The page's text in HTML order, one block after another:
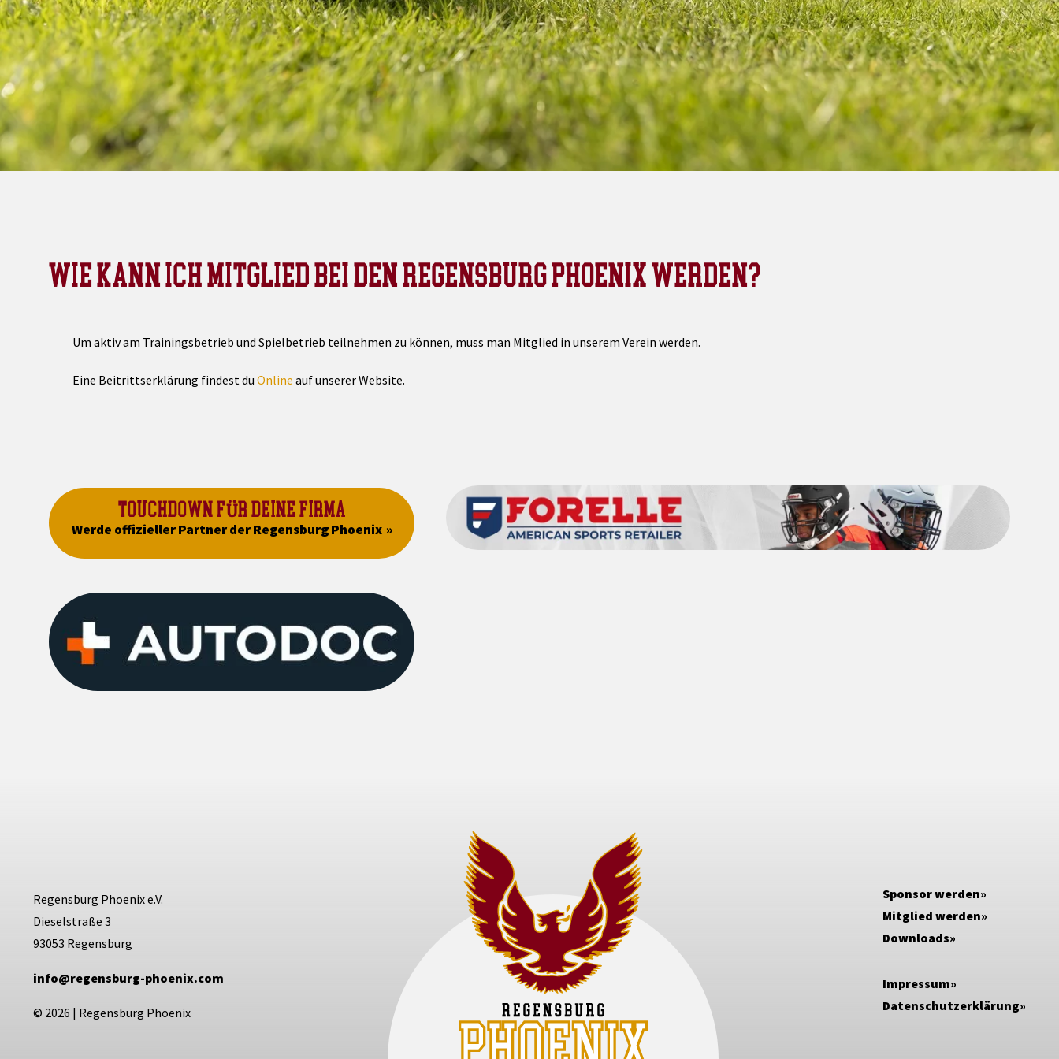
WIE KANN ICH MITGLIED BEI DEN REGENSBURG PHOENIX WERDEN?
Um aktiv am Trainingsbetrieb und Spielbetrieb teilnehmen zu können, muss man Mitglied in unserem Verein werden.
Eine Beitrittserklärung findest du Online auf unserer Website.
TOUCHDOWN FÜR DEINE FIRMA
Werde offizieller Partner der Regensburg Phoenix
Regensburg Phoenix e.V.
Dieselstraße 3
93053 Regensburg
info@regensburg-phoenix.com
© 2026 | Regensburg Phoenix
Sponsor werden
Mitglied werden
Downloads
Impressum
Datenschutzerklärung